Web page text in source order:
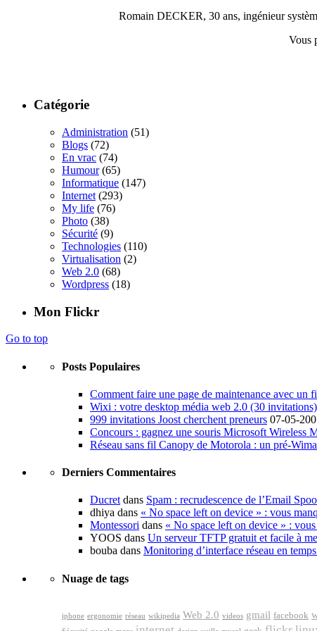
Romain DECKER, 30 ans, ingénieur
Vous
Catégorie
Administration (51)
Blogs (72)
En vrac (74)
Humour(65)
Informatique (147)
Internet (293)
My life (76)
Photo (38)
Sécurité (9)
Technologies (110)
Virtualisation (2)
Web 2.0 (68)
Wordpress (18)
Mon Flickr
Go to top
Posts Populaires
Comment faire une page de maintenance avec un
Wixi : votre desktop média web 2.0 (30 invitations)
999 invitations Joost cherchent preneurs 07-05-
Concours : gagnez une souris Microsoft Wireless
Réseau sans fil Canopy de Motorola : un pré-
Derniers Commentaires
Ducretdans Spam : recrudescence de l’Email
dhiya dans « No space left on device » : vous
Montessori dans « No space left on device » :
YOOS dans Un serveur TFTP gratuit et facile à
bouba dans Monitoring d’interface réseau en
Nuage de tags
iphone ergonomie réseau wikipedia Web 2.0 videos gmail facebook